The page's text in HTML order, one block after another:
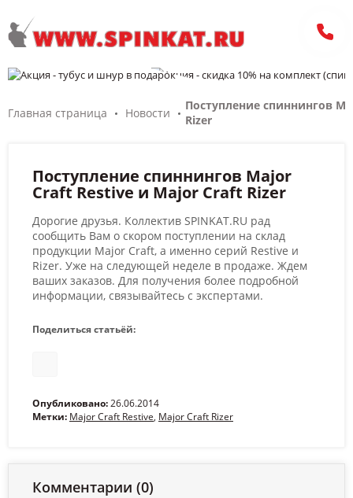
Главная страница Новости
Поступление спиннингов
Rizer
Поступление спиннингов Major
Craft Restive и Major Craft Rizer
Дорогие друзья. Коллектив SPINKAT.RU рад
сообщить Вам о скором поступлении на склад
продукции Major Craft, а именно серий Restive и
Rizer. Уже на следующей неделе в продаже. Ждем
ваших заказов. Для получения более подробной
информации, связывайтесь с экспертами.
Поделиться статьёй:
Опубликовано:26.06.2014
Метки: Major Craft Restive, Major Craft Rizer
Комментарии (0)